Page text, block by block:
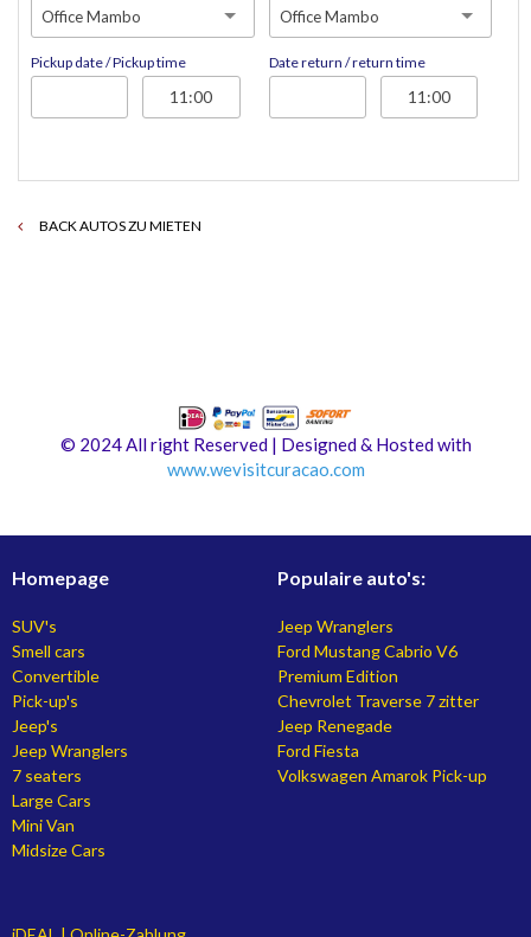
Office Mambo
Pickup date / Pickup time
Office Mambo
Date return / return time
BACK AUTOS ZU MIETEN
© 2024 All right Reserved | Designed & Hosted with
www.wevisitcuracao.com
Homepage
SUV's
Smell cars
Convertible
Pick-up's
Jeep's
Jeep Wranglers
7 seaters
Large Cars
Mini Van
Midsize Cars
Populaire auto's:
Jeep Wranglers
Ford Mustang Cabrio V6
Premium Edition
Chevrolet Traverse 7 zitter
Jeep Renegade
Ford Fiesta
Volkswagen Amarok Pick-up